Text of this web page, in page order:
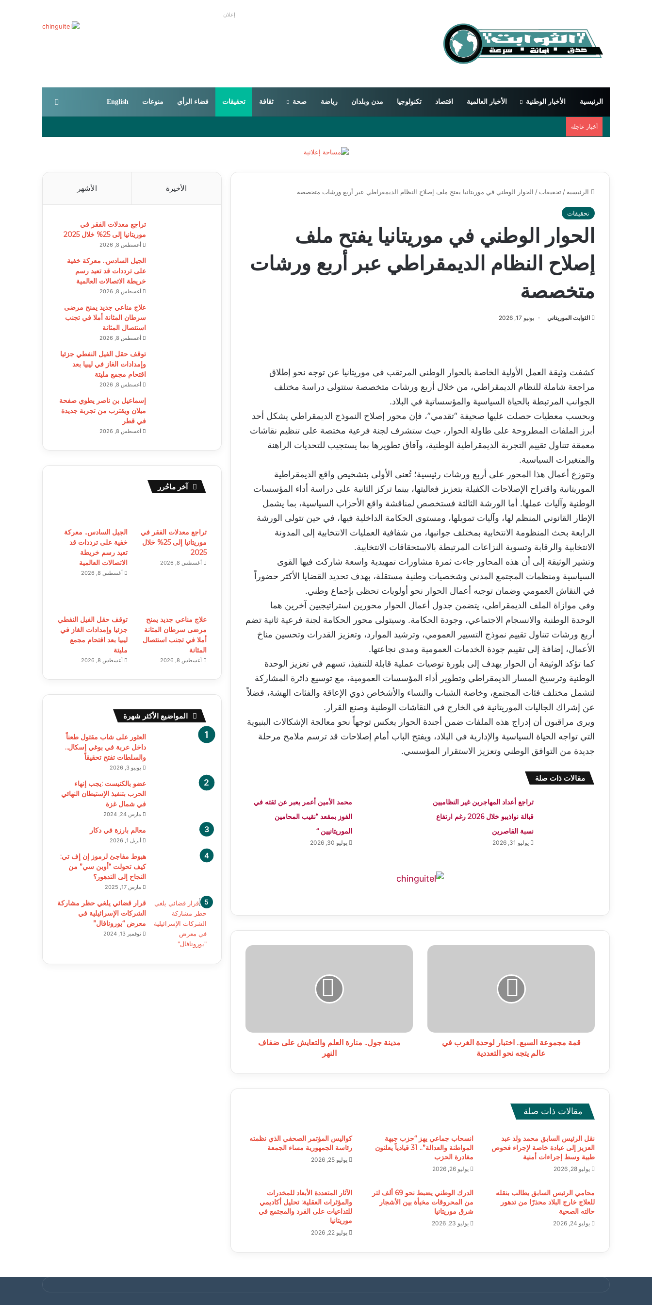
إعلان
الرئيسية الأخبار الوطنية الأخبار العالمية اقتصاد تكنولوجيا مدن وبلدان رياضة صحة ثقافة تحقيقات فضاء الرأي منوعات English
أخبار عاجلة
الرئيسية / تحقيقات / الحوار الوطني في موريتانيا يفتح ملف إصلاح النظام الديمقراطي عبر أربع ورشات متخصصة
تحقيقات
الحوار الوطني في موريتانيا يفتح ملف
إصلاح النظام الديمقراطي عبر أربع ورشات
متخصصة
الثوابت الموريتاني يونيو 17, 2026
كشفت وثيقة العمل الأولية الخاصة بالحوار الوطني المرتقب في موريتانيا عن توجه نحو إطلاق
مراجعة شاملة للنظام الديمقراطي، من خلال أربع ورشات متخصصة ستتولى دراسة مختلف
الجوانب المرتبطة بالحياة السياسية والمؤسساتية في البلاد.
وبحسب معطيات حصلت عليها صحيفة “تقدمي”، فإن محور إصلاح النموذج الديمقراطي يشكل أحد
أبرز الملفات المطروحة على طاولة الحوار، حيث ستشرف لجنة فرعية مختصة على تنظيم نقاشات
معمقة تتناول تقييم التجربة الديمقراطية الوطنية، وآفاق تطويرها بما يستجيب للتحديات الراهنة
والمتغيرات السياسية.
وتتوزع أعمال هذا المحور على أربع ورشات رئيسية؛ تُعنى الأولى بتشخيص واقع الديمقراطية
الموريتانية واقتراح الإصلاحات الكفيلة بتعزيز فعاليتها، بينما تركز الثانية على دراسة أداء المؤسسات
الوطنية وآليات عملها. أما الورشة الثالثة فستخصص لمناقشة واقع الأحزاب السياسية، بما يشمل
الإطار القانوني المنظم لها، وآليات تمويلها، ومستوى الحكامة الداخلية فيها، في حين تتولى الورشة
الرابعة بحث المنظومة الانتخابية بمختلف جوانبها، من شفافية العمليات الانتخابية إلى المدونة
الانتخابية والرقابة وتسوية النزاعات المرتبطة بالاستحقاقات الانتخابية.
وتشير الوثيقة إلى أن هذه المحاور جاءت ثمرة مشاورات تمهيدية واسعة شاركت فيها القوى
السياسية ومنظمات المجتمع المدني وشخصيات وطنية مستقلة، بهدف تحديد القضايا الأكثر حضوراً
في النقاش العمومي وضمان توجيه أعمال الحوار نحو أولويات تحظى بإجماع وطني.
وفي موازاة الملف الديمقراطي، يتضمن جدول أعمال الحوار محورين استراتيجيين آخرين هما
الوحدة الوطنية والانسجام الاجتماعي، وجودة الحكامة. وسيتولى محور الحكامة لجنة فرعية ثانية تضم
أربع ورشات تتناول تقييم نموذج التسيير العمومي، وترشيد الموارد، وتعزيز القدرات وتحسين مناخ
الأعمال، إضافة إلى تقييم جودة الخدمات العمومية ومدى نجاعتها.
كما تؤكد الوثيقة أن الحوار يهدف إلى بلورة توصيات عملية قابلة للتنفيذ، تسهم في تعزيز الوحدة
الوطنية وترسيخ المسار الديمقراطي وتطوير أداء المؤسسات العمومية، مع توسيع دائرة المشاركة
لتشمل مختلف فئات المجتمع، وخاصة الشباب والنساء والأشخاص ذوي الإعاقة والفئات الهشة، فضلاً
عن إشراك الجاليات الموريتانية في الخارج في النقاشات الوطنية وصنع القرار.
ويرى مراقبون أن إدراج هذه الملفات ضمن أجندة الحوار يعكس توجهاً نحو معالجة الإشكالات البنيوية
التي تواجه الحياة السياسية والإدارية في البلاد، ويفتح الباب أمام إصلاحات قد ترسم ملامح مرحلة
جديدة من التوافق الوطني وتعزيز الاستقرار المؤسسي.
مقالات ذات صلة
تراجع أعداد المهاجرين غير النظاميين
قبالة نواذيبو خلال 2026 رغم ارتفاع
نسبة القاصرين
يوليو 31, 2026
محمد الأمين أعمر يعبر عن ثقته في
الفوز بمقعد “نقيب المحامين
الموريتانيين “
يوليو 30, 2026
قمة
يتجه
قمة مجموعة السبع.. اختبار لوحدة الغرب في
عالم يتجه نحو التعددية
مدينة
مدينة جول.. منارة العلم والتعايش على ضفاف
النهر
مقالات ذات صلة
نقل الرئيس السابق محمد ولد عبد
العزيز إلى عيادة خاصة لإجراء فحوص
طبية وسط إجراءات أمنية
يوليو 28, 2026
انسحاب جماعي يهز “حزب جبهة
المواطنة والعدالة”.. 31 قيادياً يعلنون
مغادرة الحزب
يوليو 26, 2026
كواليس المؤتمر الصحفي الذي نظمته
رئاسة الجمهورية مساء الجمعة
يوليو 25, 2026
محامي الرئيس السابق يطالب بنقله
للعلاج خارج البلاد محذرًا من تدهور
حالته الصحية
يوليو 24, 2026
الدرك الوطني يضبط نحو 69 ألف لتر
من المحروقات مخبأة بين الأشجار
شرق موريتانيا
يوليو 23, 2026
الآثار المتعددة الأبعاد للمخدرات
والمؤثرات العقلية: تحليل أكاديمي
للتداعيات على الفرد والمجتمع في
موريتانيا
يوليو 22, 2026
الأخيرة الأشهر
تراجع معدلات الفقر في
موريتانيا إلى 25% خلال 2025
أغسطس 8, 2026
الجيل السادس.. معركة خفية
على ترددات قد تعيد رسم
خريطة الاتصالات العالمية
أغسطس 8, 2026
علاج مناعي جديد يمنح مرضى
سرطان المثانة أملا في تجنب
استئصال المثانة
أغسطس 8, 2026
توقف حقل الفيل النفطي جزئيا
وإمدادات الغاز في ليبيا بعد
اقتحام مجمع مليتة
أغسطس 8, 2026
إسماعيل بن ناصر يطوي صفحة
ميلان ويقترب من تجربة جديدة
في قطر
أغسطس 8, 2026
آخر ماحُرر
تراجع معدلات الفقر في
موريتانيا إلى 25% خلال
2025
أغسطس 8, 2026
الجيل السادس.. معركة
خفية على ترددات قد
تعيد رسم خريطة
الاتصالات العالمية
أغسطس 8, 2026
علاج مناعي جديد يمنح
مرضى سرطان المثانة
أملا في تجنب استئصال
المثانة
أغسطس 8, 2026
توقف حقل الفيل النفطي
جزئيا وإمدادات الغاز في
ليبيا بعد اقتحام مجمع
مليتة
أغسطس 8, 2026
المواضيع الأكثر شهرة
العثور على شاب مقتول طعناً
داخل عربة في بوغي إسكال..
والسلطات تفتح تحقيقاً
يونيو 3, 2026
عضو بالكنيست :يجب إنهاء
الحرب بتنفيذ الإستيطان النهائي
في شمال غزة
مارس 24, 2024
معالم بارزة في دكار
أبريل 1, 2026
هبوط مفاجئ لرموز إن إف تي:
كيف تحولت “أوبن سي” من
النجاح إلى التدهور؟
مارس 17, 2025
قرار قضائي يلغي حظر مشاركة
الشركات الإسرائيلية في
معرض “يورونافال”
نوفمبر 13, 2024